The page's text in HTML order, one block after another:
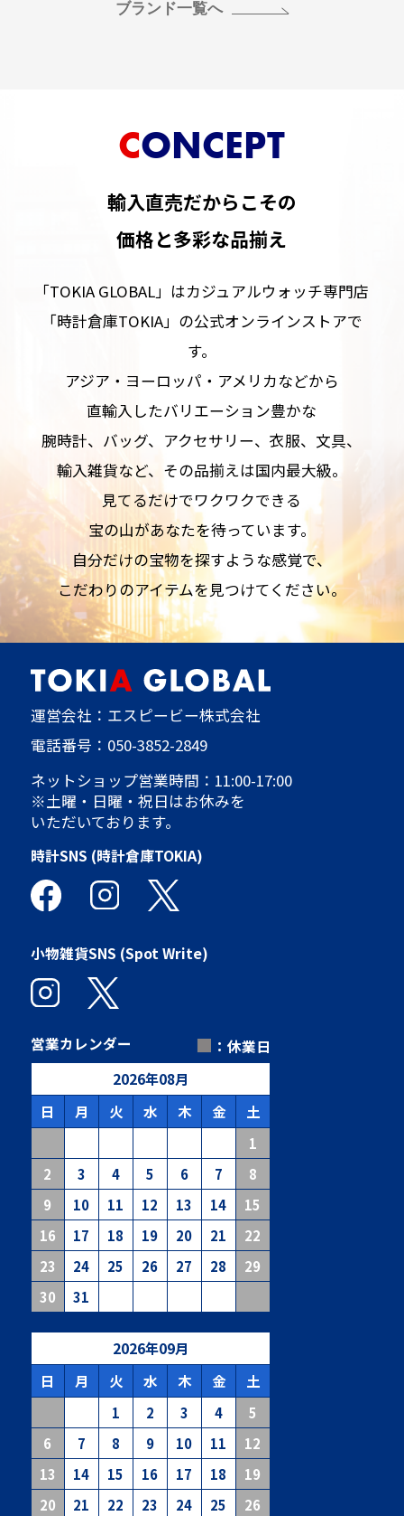
ブランド一覧へ
CONCEPT
輸入直売だからこその
価格と多彩な品揃え
「TOKIA GLOBAL」はカジュアルウォッチ専門店
「時計倉庫TOKIA」の公式オンラインストアで
す。
アジア・ヨーロッパ・アメリカなどから
直輸入したバリエーション豊かな
腕時計、バッグ、アクセサリー、衣服、文具、
輸入雑貨など、その品揃えは国内最大級。
見てるだけでワクワクできる
宝の山があなたを待っています。
自分だけの宝物を探すような感覚で、
こだわりのアイテムを見つけてください。
運営会社：エスピービー株式会社
電話番号： 050-3852-2849
ネットショップ営業時間：11:00-17:00
※土曜・日曜・祝日はお休みを
いただいております。
時計SNS (時計倉庫TOKIA)
小物雑貨SNS (Spot Write)
営業カレンダー ■ ：休業日
2026年08月
日
月 火 水 木 金 土
1
2
3 4 5 6 7
8
9
10 11 12 13 14
15
16
17 18 19 20 21
22
23
24 25 26 27 28
29
30
31
2026年09月
日
月 火 水 木 金 土
1 2 3 4
5
6
7 8 9 10 11
12
13
14 15 16 17 18
19
20
21 22 23 24 25
26